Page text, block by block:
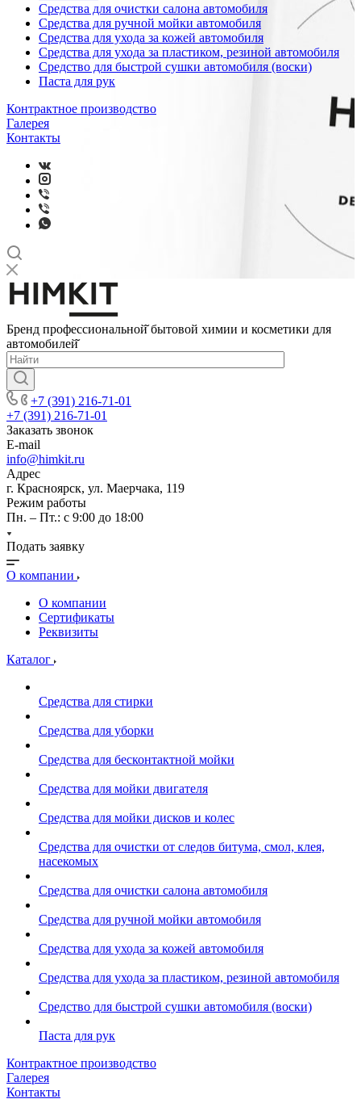
Средства для очистки салона автомобиля
Средства для ручной мойки автомобиля
Средства для ухода за кожей автомобиля
Средства для ухода за пластиком, резиной автомобиля
Средство для быстрой сушки автомобиля (воски)
Паста для рук
Контрактное производство
Галерея
Контакты
Бренд профессиональной̆ бытовой химии и косметики для
автомобилей̆
+7 (391) 216-71-01
+7 (391) 216-71-01
Заказать звонок
E-mail
info@himkit.ru
Адрес
г. Красноярск, ул. Маерчака, 119
Режим работы
Пн. – Пт.: с 9:00 до 18:00
Подать заявку
О компании
О компании
Сертификаты
Реквизиты
Каталог
Средства для стирки
Средства для уборки
Средства для бесконтактной мойки
Средства для мойки двигателя
Средства для мойки дисков и колес
Средства для очистки от следов битума, смол, клея,
насекомых
Средства для очистки салона автомобиля
Средства для ручной мойки автомобиля
Средства для ухода за кожей автомобиля
Средства для ухода за пластиком, резиной автомобиля
Средство для быстрой сушки автомобиля (воски)
Паста для рук
Контрактное производство
Галерея
Контакты